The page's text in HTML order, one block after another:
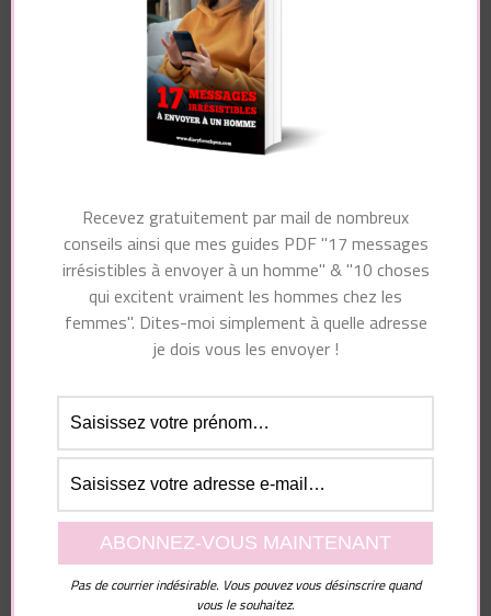
E-mail*
Site web
Enregistrer mon nom, mon e-mail et mon site dans
le navigateur pour mon prochain commentaire.
Recevez gratuitement par mail de nombreux
conseils ainsi que mes guides PDF "17 messages
irrésistibles à envoyer à un homme" & "10 choses
qui excitent vraiment les hommes chez les
femmes". Dites-moi simplement à quelle adresse
je dois vous les envoyer !
Pas de courrier indésirable. Vous pouvez vous désinscrire quand
vous le souhaitez.